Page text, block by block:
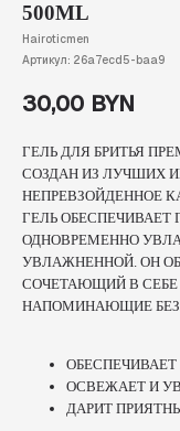
500ML
Hairoticmen
Артикул: 26a7ecd5-baa9
30,00 BYN
ГЕЛЬ ДЛЯ БРИТЬЯ
СОЗДАН ИЗ ЛУЧШИХ
НЕПРЕВЗОЙДЕННОЕ
ГЕЛЬ ОБЕСПЕЧИВАЕТ
ОДНОВРЕМЕННО
УВЛАЖНЕННОЙ. ОН
СОЧЕТАЮЩИЙ В
НАПОМИНАЮЩИЕ
ОСВЕЖАЕТ И
ДАРИТ